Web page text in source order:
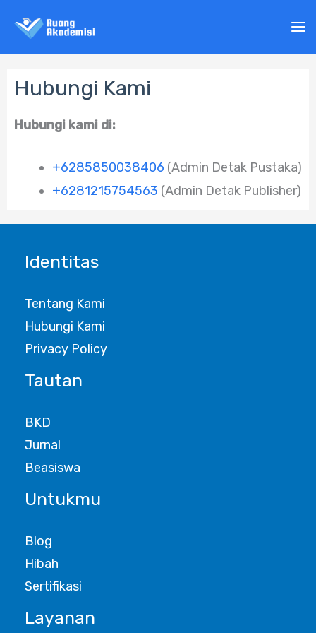
konten
Hubungi Kami
Hubungi kami di:
+6285850038406 (Admin Detak Pustaka)
+6281215754563 (Admin Detak Publisher)
Identitas
Tentang Kami
Hubungi Kami
Privacy Policy
Tautan
BKD
Jurnal
Beasiswa
Untukmu
Blog
Hibah
Sertifikasi
Layanan